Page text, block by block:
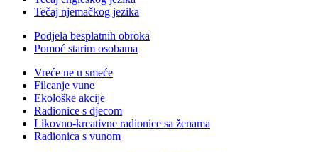
Tečaj njemačkog jezika
Podjela besplatnih obroka
Pomoć starim osobama
Vreće ne u smeće
Filcanje vune
Ekološke akcije
Radionice s djecom
Likovno-kreativne radionice sa ženama
Radionica s vunom